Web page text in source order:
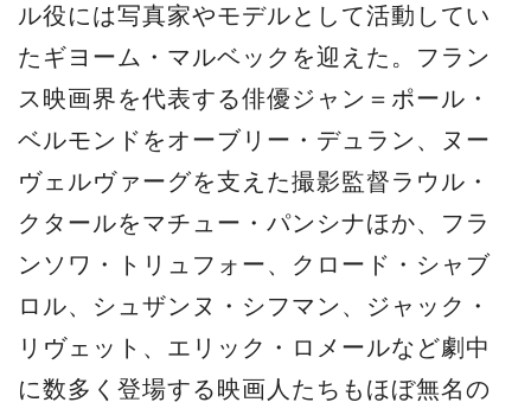
ル役には写真家やモデルとして活動してい
たギヨーム・マルベックを迎えた。フラン
ス映画界を代表する俳優ジャン＝ポール・
ベルモンドをオーブリー・デュラン、ヌー
ヴェルヴァーグを支えた撮影監督ラウル・
クタールをマチュー・パンシナほか、フラ
ンソワ・トリュフォー、クロード・シャブ
ロル、シュザンヌ・シフマン、ジャック・
リヴェット、エリック・ロメールなど劇中
に数多く登場する映画人たちもほぼ無名の